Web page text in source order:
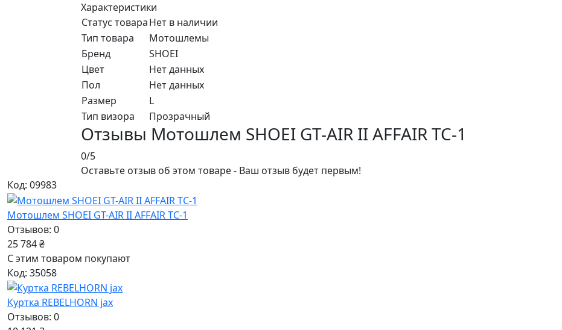
Характеристики
Статус товараНет в наличии
Тип товара
Мотошлемы
Бренд
SHOEI
Цвет
Нет данных
Пол
Нет данных
Размер
L
Тип визора
Прозрачный
Отзывы Мотошлем SHOEI GT-AIR II AFFAIR TC-1
0/5
Оставьте отзыв об этом товаре - Ваш отзыв будет первым!
Код: 09983
Мотошлем SHOEI GT-AIR II AFFAIR TC-1
Отзывов: 0
25 784 ₴
С этим товаром покупают
Код: 35058
Куртка REBELHORN jax
Отзывов: 0